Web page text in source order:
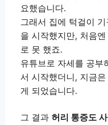
요했습니다.
그래서 집에 턱걸이
을 시작했지만, 처음
로 못 했죠.
유튜브로 자세를 공부
서 시작했더니, 지금은
게 되었습니다.
그 결과 허리 통증도